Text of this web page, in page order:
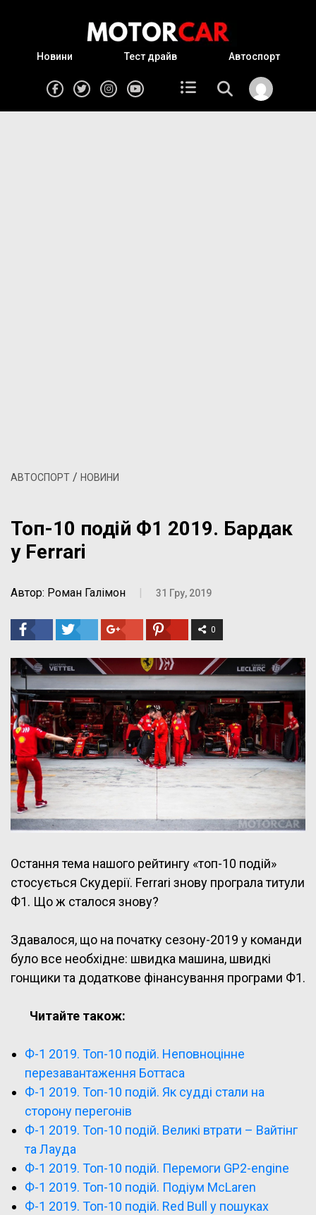
Новини Тест драйв Автоспорт
АВТОСПОРТ / НОВИНИ
Топ-10 подій Ф1 2019. Бардак
у Ferrari
Автор: Роман Галімон | 31 Гру, 2019
0
Остання тема нашого рейтингу «топ-10 подій»
стосується Скудерії. Ferrari знову програла титули
Ф1. Що ж сталося знову?
Здавалося, що на початку сезону-2019 у команди
було все необхідне: швидка машина, швидкі
гонщики та додаткове фінансування програми Ф1.
Читайте також:
Ф-1 2019. Топ-10 подій. Неповноцінне
перезавантаження Боттаса
Ф-1 2019. Топ-10 подій. Як судді стали на
сторону перегонів
Ф-1 2019. Топ-10 подій. Великі втрати – Вайтінг
та Лауда
Ф-1 2019. Топ-10 подій. Перемоги GP2-engine
Ф-1 2019. Топ-10 подій. Подіум McLaren
Ф-1 2019. Топ-10 подій. Red Bull у пошуках